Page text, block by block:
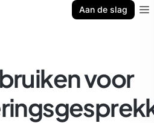
Aan de slag
voor